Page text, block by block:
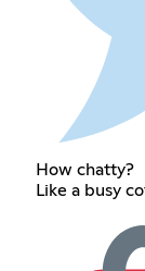
How chatty?
Like a busy